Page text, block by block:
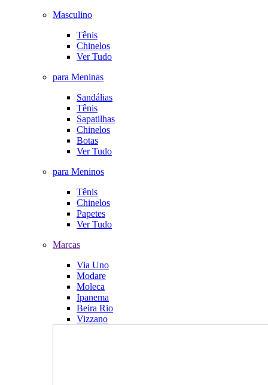
Masculino
Tênis
Chinelos
Ver Tudo
para Meninas
Sandálias
Tênis
Sapatilhas
Chinelos
Botas
Ver Tudo
para Meninos
Tênis
Chinelos
Papetes
Ver Tudo
Marcas
Via Uno
Modare
Moleca
Ipanema
Beira Rio
Vizzano